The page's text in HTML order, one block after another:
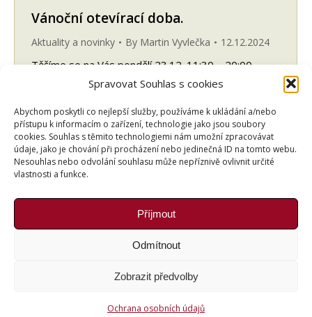
Spravovat Souhlas s cookies
Abychom poskytli co nejlepší služby, používáme k ukládání a/nebo
přístupu k informacím o zařízení, technologie jako jsou soubory
cookies. Souhlas s těmito technologiemi nám umožní zpracovávat
údaje, jako je chování při procházení nebo jedinečná ID na tomto webu.
Nesouhlas nebo odvolání souhlasu může nepříznivě ovlivnit určité
vlastnosti a funkce.
Příjmout
Odmítnout
Zobrazit předvolby
Ochrana osobních údajů
Vánoční otevírací doba.
Aktuality a novinky By Martin Vyvlečka 12.12.2024
Těšíme se na Vás pondělí 23.12. 11:30 – 20:00
úterý 24.12. zavřeno středa 25.12. zavřeno čtvrtek
sobota 28.12. 11:00-23:00 neděle 29.12. 11:00-
21:00 pondělí 30.12. 11:30-22:00 úterý 31.12.
11:30-18:00 středa 1.1. 12:00-20:00 Přijděte si
k nám užít pohody a klidu.
stránekaSEO